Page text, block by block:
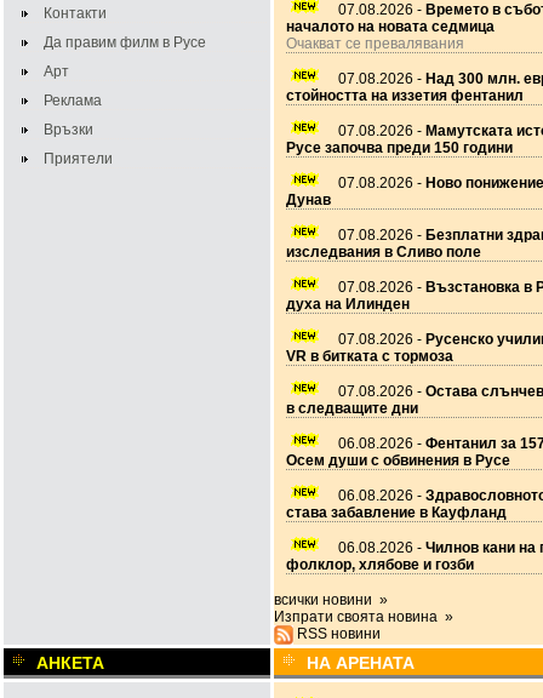
Контакти
Да правим филм в Русе
Арт
Реклама
Връзки
Приятели
07.08.2026 - Времето в
началото на новата седмица
Очакват се превалявания
07.08.2026 - Над 300 млн.
стойността на иззетия фентанил
07.08.2026 - Мамутската
Русе започва преди 150 години
07.08.2026 - Ново
Дунав
07.08.2026 - Безплатни
изследвания в Сливо поле
07.08.2026 - Възстановка в
духа на Илинден
07.08.2026 - Русенско
VR в битката с тормоза
07.08.2026 - Остава
в следващите дни
06.08.2026 - Фентанил за
Осем души с обвинения в Русе
06.08.2026 -
става забавление в Кауфланд
06.08.2026 - Чилнов кани на
фолклор, хлябове и гозби
всички новини »
Изпрати своята новина »
RSS новини
АНКЕТА НА АРЕНАТА